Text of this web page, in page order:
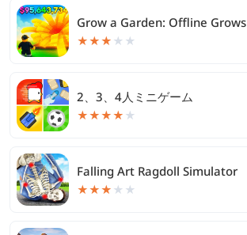
Grow a Garden: Offline Grows
★★★ ★ ★
2、3、4人ミニゲーム
★★★★ ★
Falling Art Ragdoll Simulator
★★★ ★ ★